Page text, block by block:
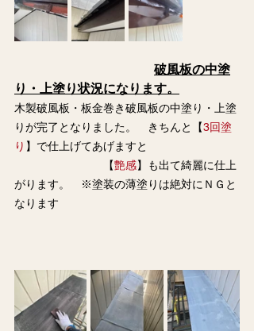
破風板の中塗
り・上塗り状況になります。
木製破風板・板金巻き破風板の中塗り・上塗
りが完了となりました。　きちんと【3回塗
り 】で仕上げてあげますと
【艶感】も出て綺麗に仕上
がります。　※塗装の薄塗りは絶対にＮＧと
なります